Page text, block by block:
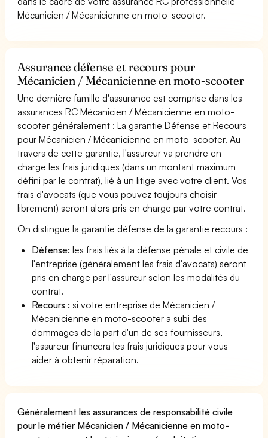
Mécanicien / Mécanicienne en moto-scooter.
Assurance défense et recours pour
Mécanicien / Mécanicienne en moto-scooter
Une dernière famille d'assurance est comprise dans les
assurances RC Mécanicien / Mécanicienne en moto-
scooter généralement : La garantie Défense et Recours
pour Mécanicien / Mécanicienne en moto-scooter. Au
travers de cette garantie, l'assureur va prendre en
charge les frais juridiques (dans un montant maximum
défini par le contrat), lié à un litige avec votre client. Vos
frais d'avocats (que vous pouvez toujours choisir
librement) seront alors pris en charge par votre contrat.
On distingue la garantie défense de la garantie recours :
Défense: les frais liés à la défense pénale et civile de
l'entreprise (généralement les frais d'avocats) seront
pris en charge par l'assureur selon les modalités du
contrat.
Recours : si votre entreprise de Mécanicien /
Mécanicienne en moto-scooter a subi des
dommages de la part d'un de ses fournisseurs,
l'assureur financera les frais juridiques pour vous
aider à obtenir réparation.
Généralement les assurances de responsabilité civile
pour le métier Mécanicien / Mécanicienne en moto-